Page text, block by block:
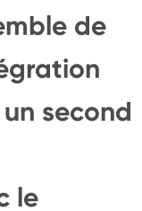
de
second
le